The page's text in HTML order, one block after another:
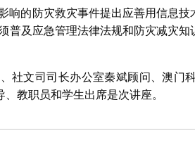
响的防灾救灾事件提出应善用信息技
普及应急管理法律法规和防灾减灾
社文司司长办公室秦斌顾问、澳门
教职员和学生出席是次讲座。